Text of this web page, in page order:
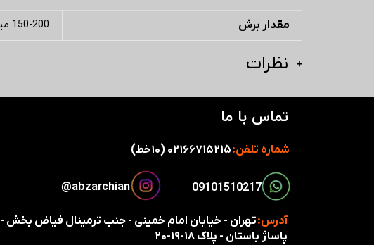
مقدار برش 150-200 میلیمتر
نظرات
تماس با ما
شماره تلفن:
آدرس:تهران - خیابان امام خمینی - جنب ترمینال فیاض بخش -
پاساژ باستان - پلاک ۱۸-۱۹-۲۰
​​09101510217​​​​​​​
​​​abzarchian@